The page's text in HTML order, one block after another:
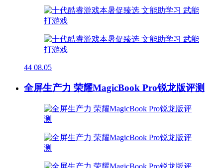
44 08.05
全屏生产力 荣耀MagicBook Pro锐龙版评测